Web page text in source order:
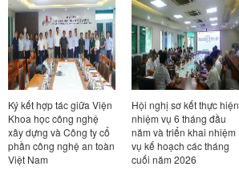
Ký kết hợp tác giữa Viện
Khoa học công nghệ
xây dựng và Công ty cổ
phần công nghệ an toàn
Việt Nam
Hội nghị sơ kết thực hiện
nhiệm vụ 6 tháng đầu
năm và triển khai nhiệm
vụ kế hoạch các tháng
cuối năm 2026